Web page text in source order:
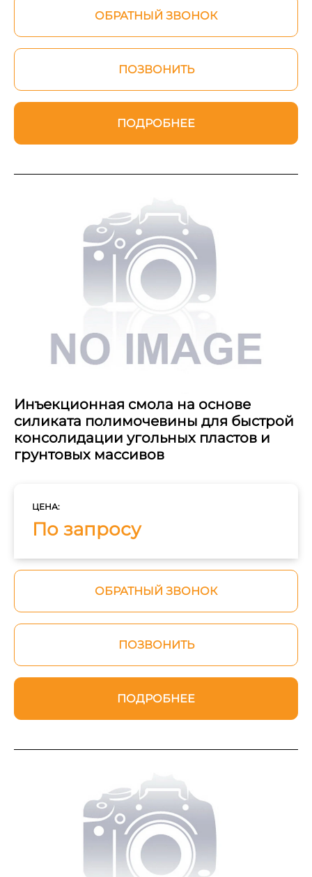
ОБРАТНЫЙ ЗВОНОК
ПОЗВОНИТЬ
ПОДРОБНЕЕ
Инъекционная смола на основе
силиката полимочевины для быстрой
консолидации угольных пластов и
грунтовых массивов
ЦЕНА:
По запросу
ОБРАТНЫЙ ЗВОНОК
ПОЗВОНИТЬ
ПОДРОБНЕЕ